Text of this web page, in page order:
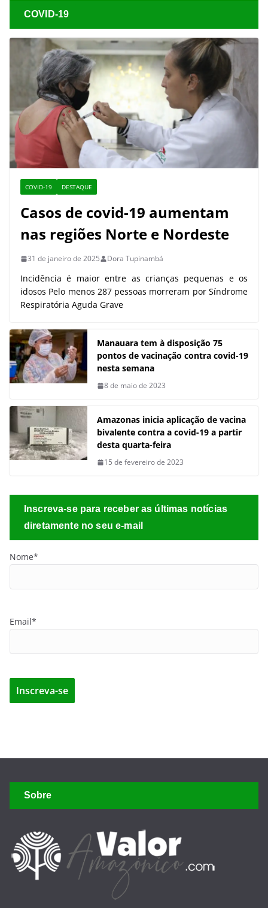
COVID-19
COVID-19 DESTAQUE
Casos de covid-19 aumentam
nas regiões Norte e Nordeste
31 de janeiro de 2025 Dora Tupinambá
Incidência é maior entre as crianças pequenas e os
idosos Pelo menos 287 pessoas morreram por Síndrome
Respiratória Aguda Grave
Manauara tem à disposição 75
pontos de vacinação contra covid-19
nesta semana
8 de maio de 2023
Amazonas inicia aplicação de vacina
bivalente contra a covid-19 a partir
desta quarta-feira
15 de fevereiro de 2023
Inscreva-se para receber as últimas notícias
diretamente no seu e-mail
Nome*
Email*
Sobre